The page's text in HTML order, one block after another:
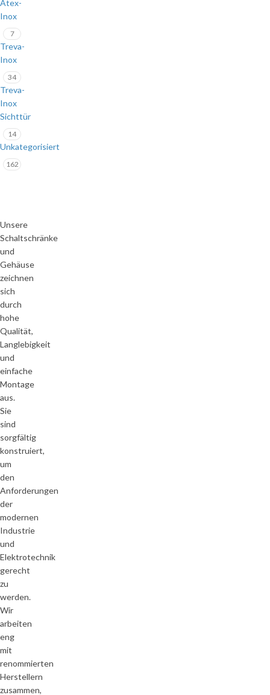
Atex-
Inox
7
Treva-
Inox
34
Treva-
Inox
Sichttür
14
Unkategorisiert
162
Unsere
Schaltschränke
und
Gehäuse
zeichnen
sich
durch
hohe
Qualität,
Langlebigkeit
und
einfache
Montage
aus.
Sie
sind
sorgfältig
konstruiert,
um
den
Anforderungen
der
modernen
Industrie
und
Elektrotechnik
gerecht
zu
werden.
Wir
arbeiten
eng
mit
renommierten
Herstellern
zusammen,